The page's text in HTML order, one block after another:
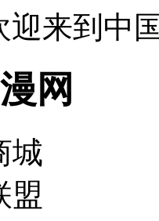
迎来到中
网
城
盟